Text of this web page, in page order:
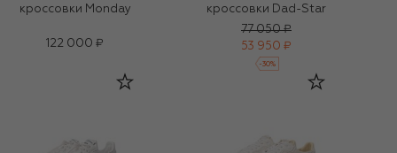
кроссовки Monday
122 000 ₽
кроссовки Dad-Star
77 050 ₽
53 950 ₽
-30%